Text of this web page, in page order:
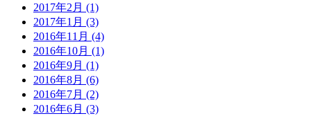
2017年2月 (1)
2017年1月 (3)
2016年11月 (4)
2016年10月 (1)
2016年9月 (1)
2016年8月 (6)
2016年7月 (2)
2016年6月 (3)